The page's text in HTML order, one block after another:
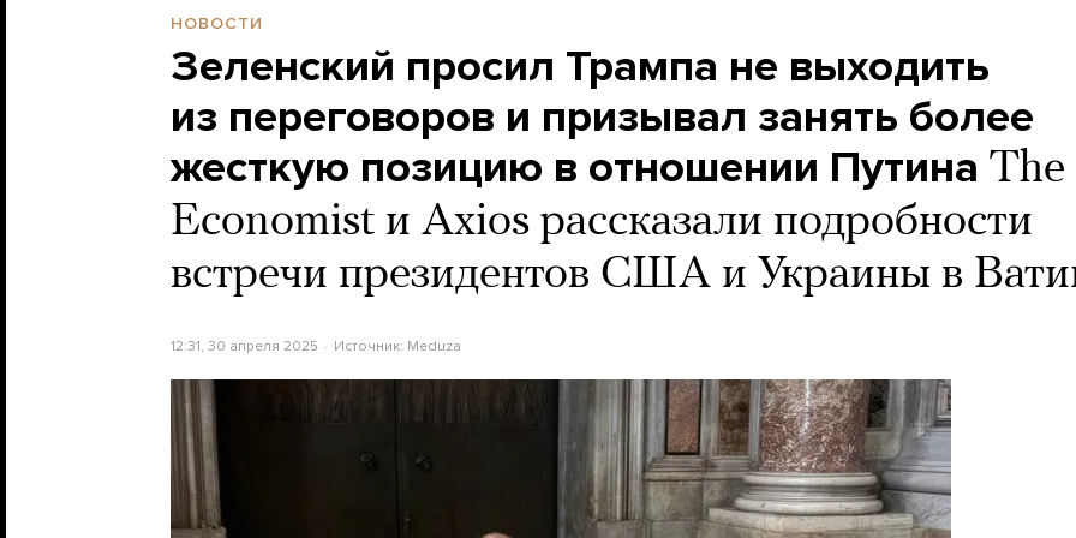
НОВОСТИ
Зеленский просил Трампа не выходить
из переговоров и призывал занять более
жесткую позицию в отношении Путина The
Economist и Axios рассказали подробности
встречи президентов США и Украины в
12:31, 30 апреля 2025 Источник: Meduza